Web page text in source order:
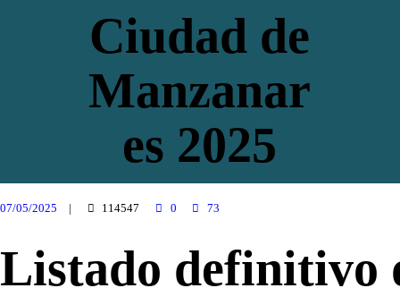
Ciudad de
Manzanar
es 2025
Listado definitivo de inscritos a los 10K...
07/05/2025 114547 0 73
Listado definitivo